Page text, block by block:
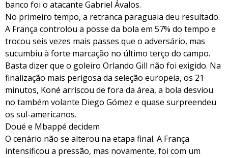
banco foi o atacante Gabriel Ávalos.
No primeiro tempo, a retranca paraguaia deu resultado.
A França controlou a posse da bola em 57% do tempo e
trocou seis vezes mais passes que o adversário, mas
sucumbiu à forte marcação no último terço do campo.
Basta dizer que o goleiro Orlando Gill não foi exigido. Na
finalização mais perigosa da seleção europeia, os 21
minutos, Koné arriscou de fora da área, a bola desviou
no também volante Diego Gómez e quase surpreendeu
os sul-americanos.
Doué e Mbappé decidem
O cenário não se alterou na etapa final. A França
intensificou a pressão, mas novamente, foi com um